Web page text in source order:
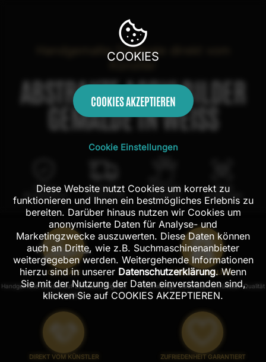
Handgemalte Originale direkt vom
Künstler
ABSTRAKTE ACRYLBILDER
GEMÄLDE IN WEISS
100 Tage
Rückgaberecht
Kostenloser
Versand in DE
100% echte
Handarbeit
Mit AR
Probehängen
ORIGINALE
Handgemalte Unikate auf Leinwand, Signiert
vom Künstler.
PREMIUM-QUALITÄT
Hochwertige Materialien in Künstler-Qualität
DIREKT VOM KÜNSTLER
ZUFRIEDENHEIT GARANTIERT
COOKIES
COOKIES AKZEPTIEREN
Cookie Einstellungen
Diese Website nutzt Cookies um korrekt zu
funktionieren und Ihnen ein bestmögliches Erlebnis zu
bereiten. Darüber hinaus nutzen wir Cookies um
anonymisierte Daten für Analyse- und
Marketingzwecke auszuwerten. Diese Daten können
auch an Dritte, wie z.B. Suchmaschinenanbieter
weitergegeben werden. Weitergehende Informationen
hierzu sind in unserer Datenschutzerklärung. Wenn
Sie mit der Nutzung der Daten einverstanden sind,
klicken Sie auf COOKIES AKZEPTIEREN.